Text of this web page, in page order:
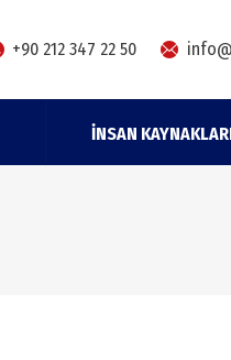
+90 212 347 22 50
İNSAN